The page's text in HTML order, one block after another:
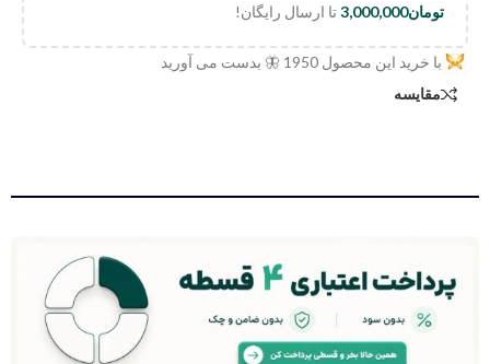
تومان3,000,000تا ارسال رایگان!
با خرید این محصول 1950 🦋 بدست می آورید
مقایسه